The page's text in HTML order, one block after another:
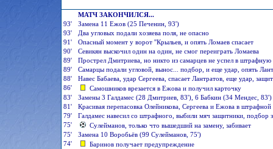
МАТЧ ЗАКОНЧИЛСЯ...
93'
Замена 11 Ежов (25 Печенин, 93')
93'
Два угловых подали хозяева поля, не опасно
91'
Опасный момент у ворот ''Крыльев, и опять Ломаев спасает
90'
Севикян выскочил один на один, не смог переиграть Ломаева
89'
Прострел Дмитриева, но никто из самарцев не успел в штрафную
89'
Самарцы подали угловой, вынос... подбор, и еще удар, опять
88'
Навес Бабаева, удар Сергеева, спасает Лантратов, еще удар,
86'
Самошников врезается в Ежова и получил карточку
83'
Замены 3 Галдамес (28 Дмитриев, 83'), 6 Бабкин (34 Мендес,
81'
Красивая перепасовка Олейникова, Сергеева и Ежова в
79'
Галдамес навесил со штрафного, выбили мяч защитники, подбор
75'
Сулейманов, только что вышедший на замену, забивает
75'
Замена 10 Воробьёв (99 Сулейманов, 75')
74'
Баринов получает предупреждение